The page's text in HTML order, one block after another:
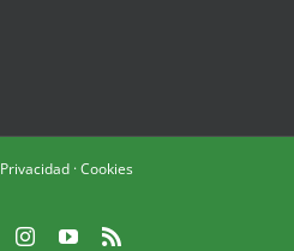
Privacidad ·Cookies
InstagramYouTube